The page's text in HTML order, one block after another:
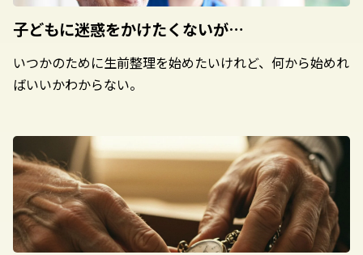
子どもに迷惑をかけたくないが…
いつかのために生前整理を始めたいけれど、何から始めれ
ばいいかわからない。